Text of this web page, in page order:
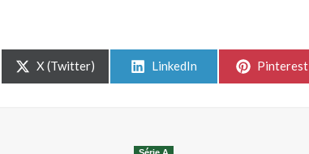
Share
on
X (Twitter)
Share
LinkedIn
Share
Pinterest